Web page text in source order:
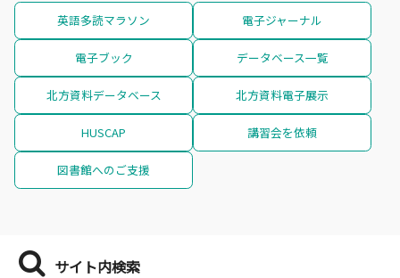
英語多読マラソン 電子ジャーナル
電子ブック データベース一覧
北方資料データベース 北方資料電子展示
HUSCAP 講習会を依頼
図書館へのご支援
サイト内検索